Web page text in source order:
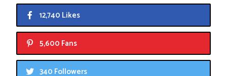
12,740 Likes
5,600 Fans
340 Followers